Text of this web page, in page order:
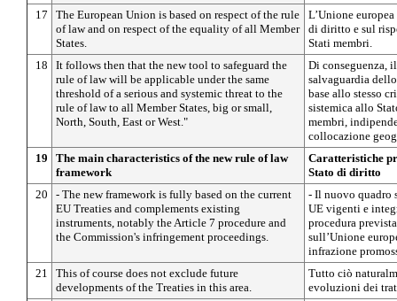
17
The European Union is based on respect of the rule
of law and on respect of the equality of all Member
States.
L’Unione
di diritto e sul
Stati membri.
18
It follows then that the new tool to safeguard the
rule of law will be applicable under the same
threshold of a serious and systemic threat to the
rule of law to all Member States, big or small,
North, South, East or West."
Di conseguenza,
salvaguardia
base allo stesso
sistemica allo
membri,
collocazione
19
The main characteristics of the new rule of law
framework
Caratteristiche
Stato di diritto
20
- The new framework is fully based on the current
EU Treaties and complements existing
instruments, notably the Article 7 procedure and
the Commission's infringement proceedings.
- Il nuovo quadro
UE vigenti e
procedura
sull’Unione
infrazione
21
This of course does not exclude future
developments of the Treaties in this area.
Tutto ciò
evoluzioni dei